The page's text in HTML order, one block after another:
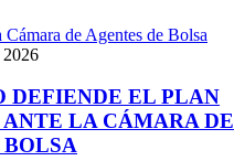
2026
DEFIENDE EL PLAN
LA CÁMARA DE
BOLSA